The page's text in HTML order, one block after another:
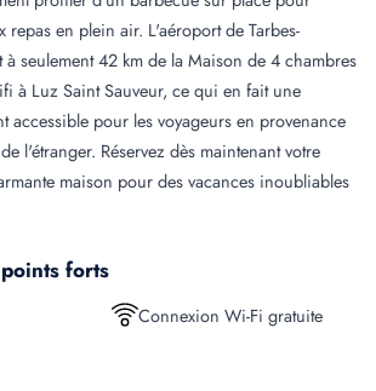
repas en plein air. L'aéroport de Tarbes-
à seulement 42 km de la Maison de 4 chambres
à Luz Saint Sauveur, ce qui en fait une
accessible pour les voyageurs en provenance
l'étranger. Réservez dès maintenant votre
maison pour des vacances inoubliables
forts
Connexion Wi-Fi gratuite